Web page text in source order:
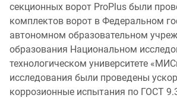
секционных ворот ProPlus были
комплектов ворот в Федеральном
автономном образовательном
образования Национальном
технологическом университете
исследования были проведены
коррозионные испытания по ГОСТ